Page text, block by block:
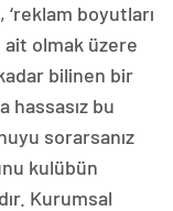
boyutları
ait olmak üzere
bilinen bir
hassasız bu
sorarsanız
kulübün
Kurumsal